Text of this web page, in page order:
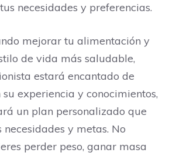
necesidades y preferencias.
mejorar tu alimentación y
de vida más saludable,
estará encantado de
experiencia y conocimientos,
un plan personalizado que
necesidades y metas. No
perder peso, ganar masa